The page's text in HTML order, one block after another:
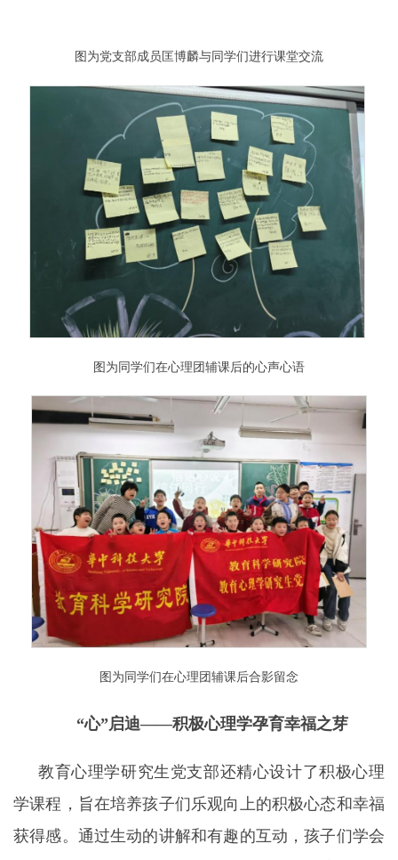
图为党支部成员匡博麟与同学们进行课堂交流
图为同学们在心理团辅课后的心声心语
图为同学们在心理团辅课后合影留念
“心”启迪——积极心理学孕育幸福之芽
教育心理学研究生党支部还精心设计了积极心理
学课程，旨在培养孩子们乐观向上的积极心态和幸福
获得感。通过生动的讲解和有趣的互动，孩子们学会